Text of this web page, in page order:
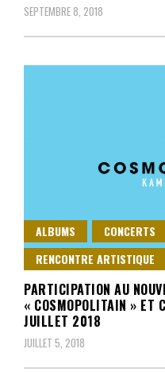
SEPTEMBRE 8, 2018
ALBUMS CONCERTS
RENCONTRE ARTISTIQUE
PARTICIPATION AU
« COSMOPOLITAIN » ET
JUILLET 2018
JUILLET 5, 2018